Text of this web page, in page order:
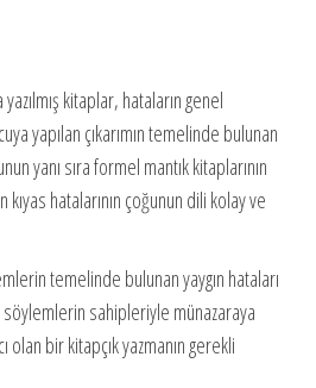
kitaplar, hataların genel
yapılan çıkarımın temelinde bulunan
yanı sıra formel mantık kitaplarının
hatalarının çoğunun dili kolay ve
temelinde bulunan yaygın hataları
sahipleriyle münazaraya
olan bir kitapçık yazmanın gerekli